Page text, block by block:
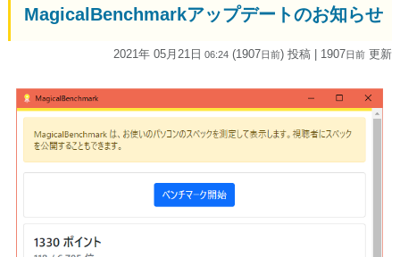
MagicalBenchmarkアップデートのお知らせ
2021年 05月21日 06:24 (1907日前) 投稿 | 1907日前 更新